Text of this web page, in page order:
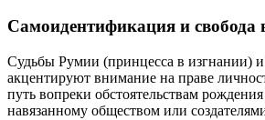
Самоидентификация и свобода
Судьбы Румии (принцесса в изгнании)
акцентируют внимание на праве
путь вопреки обстоятельствам
навязанному обществом или